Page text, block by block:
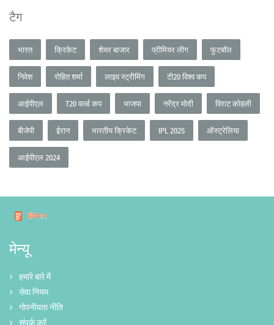
टैग
भारत क्रिकेट शेयर बाजार प्रीमियर लीग फुटबॉल
निवेश रोहित शर्मा लाइव स्ट्रीमिंग टी20 विश्व कप
आईपीएल T20 वर्ल्ड कप भाजपा नरेंद्र मोदी विराट कोहली
बीजेपी ईरान भारतीय क्रिकेट IPL 2025 ऑस्ट्रेलिया
आईपीएल 2024
मेन्यू
हमारे बारे में
सेवा नियम
गोपनीयता नीति
संपर्क करें